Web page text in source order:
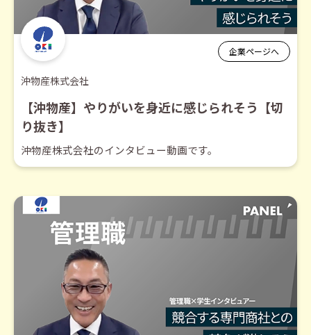
企業ページへ
沖物産株式会社
【沖物産】やりがいを身近に感じられそう【切
り抜き】
沖物産株式会社のインタビュー動画です。